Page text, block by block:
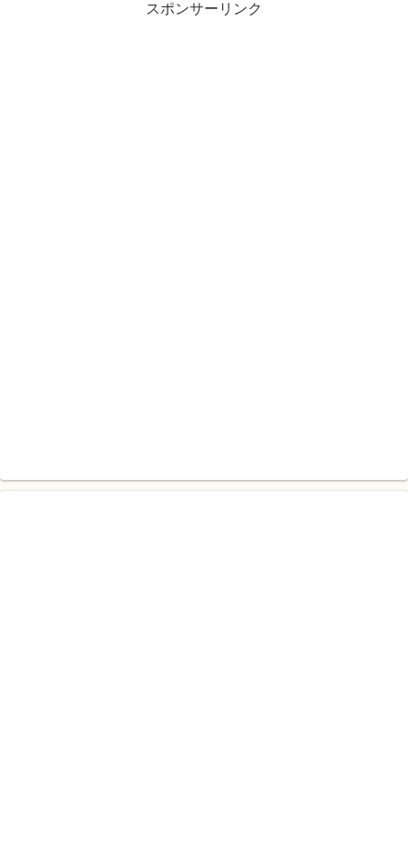
スポンサーリンク